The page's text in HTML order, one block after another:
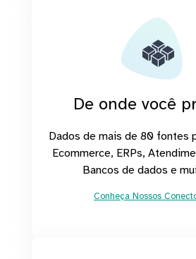
De onde você
Dados de mais de 80 fontes
Ecommerce, ERPs,
Bancos de dados e
Conheça Nossos